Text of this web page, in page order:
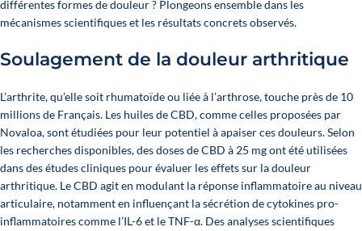
différentes formes de douleur ? Plongeons ensemble dans les
mécanismes scientifiques et les résultats concrets observés.
Soulagement de la douleur arthritique
L’arthrite, qu’elle soit rhumatoïde ou liée à l’arthrose, touche près de 10
millions de Français. Les huiles de CBD, comme celles proposées par
Novaloa, sont étudiées pour leur potentiel à apaiser ces douleurs. Selon
les recherches disponibles, des doses de CBD à 25 mg ont été utilisées
dans des études cliniques pour évaluer les effets sur la douleur
arthritique. Le CBD agit en modulant la réponse inflammatoire au niveau
articulaire, notamment en influençant la sécrétion de cytokines pro-
inflammatoires comme l’IL-6 et le TNF-α. Des analyses scientifiques